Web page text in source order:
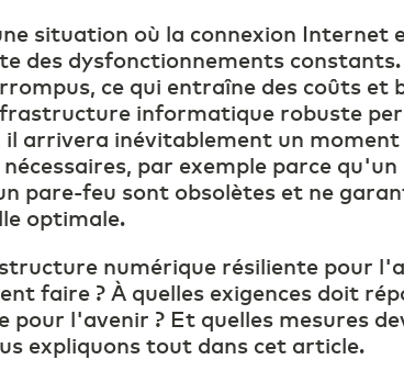
situation où la connexion
des dysfonctionnements constants.
ce qui entraîne des coûts et
informatique robuste
il arrivera inévitablement un
par exemple parce
pare-feu sont obsolètes et ne
optimale.
numérique résiliente pour
faire ? À quelles exigences doit
l'avenir ? Et quelles mesures
expliquons tout dans cet article.